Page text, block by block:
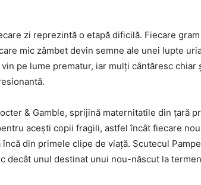
zi reprezintă o etapă dificilă. Fiecare
mic zâmbet devin semne ale unei lupte
pe lume prematur, iar mulți cântăresc chiar
& Gamble, sprijină maternitatile din țară
acești copii fragili, astfel încât fiecare
din primele clipe de viață. Scutecul
decât unul destinat unui nou-născut la